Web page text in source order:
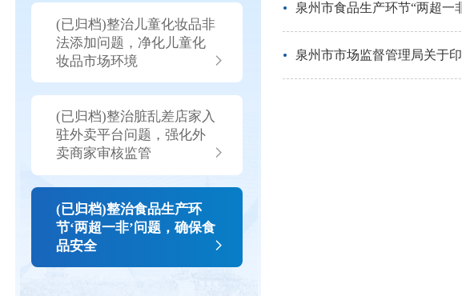
(已归档)整治儿童化妆品非
法添加问题，净化儿童化
妆品市场环境
(已归档)整治脏乱差店家入
驻外卖平台问题，强化外
卖商家审核监管
(已归档)整治食品生产环
节‘两超一非’问题，确保食
品安全
泉州市食品生产环节“两超一
泉州市市场监督管理局关于